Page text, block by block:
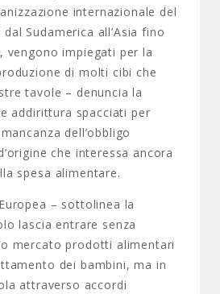
internazionale del
Sudamerica all’Asia fino
vengono impiegati per la
di molti cibi che
tavole – denuncia la
addirittura spacciati per
dell’obbligo
che interessa ancora
spesa alimentare.
– sottolinea la
lascia entrare senza
mercato prodotti alimentari
dei bambini, ma in
attraverso accordi